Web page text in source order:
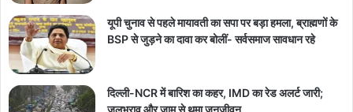
यूपी चुनाव से पहले मायावती का सपा पर बड़ा हमला, ब्राह्मणों के
BSP से जुड़ने का दावा कर बोलीं- सर्वसमाज सावधान रहे
दिल्ली-NCR में बारिश का कहर, IMD का रेड अलर्ट जारी;
जलभराव और जाम से थमा जनजीवन